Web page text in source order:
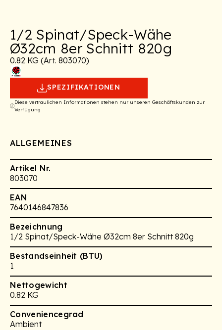
1/2 Spinat/Speck-Wähe
Ø32cm 8er Schnitt 820g
0.82 KG (Art. 803070)
SPEZIFIKATIONEN
Diese vertraulichen Informationen stehen nur unseren Geschäftskunden zur
Verfügung
ALLGEMEINES
Artikel Nr.
803070
EAN
7640146847836
Bezeichnung
1/2 Spinat/Speck-Wähe Ø32cm 8er Schnitt 820g
Bestandseinheit (BTU)
1
Nettogewicht
0.82 KG
Conveniencegrad
Ambient